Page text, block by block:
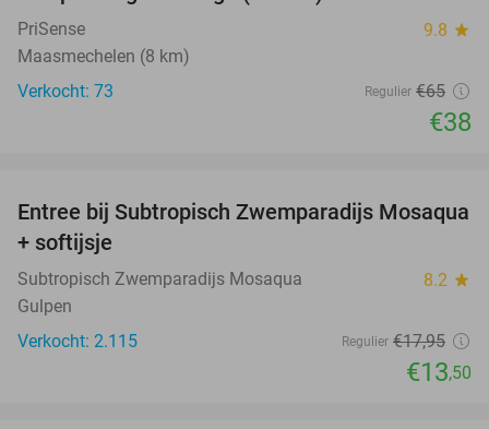
PriSense 9.8 star
Maasmechelen (8 km)
Verkocht: 73
Regulier €65
€38
25%
Entree bij Subtropisch Zwemparadijs Mosaqua
+ softijsje
Subtropisch Zwemparadijs Mosaqua 8.2 star
Gulpen
Verkocht: 2.115
Regulier €17,95
€13,50